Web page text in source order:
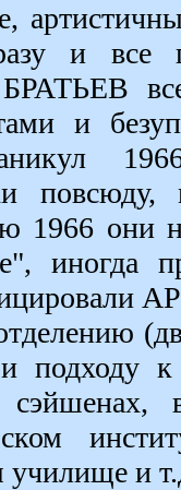
и все
и
повсюду,
1966 они
иногда
подходу к
и